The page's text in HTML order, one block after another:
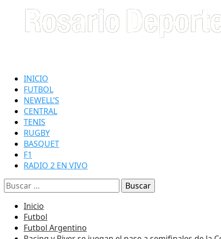
INICIO
FUTBOL
NEWELL’S
CENTRAL
TENIS
RUGBY
BASQUET
F1
RADIO 2 EN VIVO
Buscar:
Inicio
Futbol
Futbol Argentino